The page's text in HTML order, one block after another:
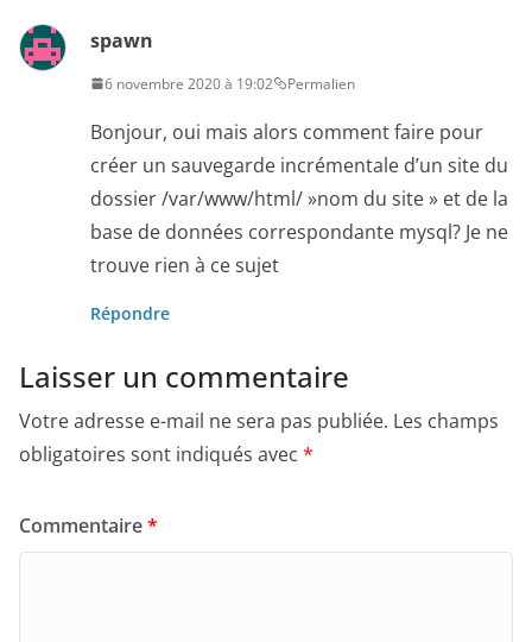
spawn
6 novembre 2020 à 19:02 Permalien
Bonjour, oui mais alors comment faire pour
créer un sauvegarde incrémentale d’un site du
dossier /var/www/html/ »nom du site » et de la
base de données correspondante mysql? Je ne
trouve rien à ce sujet
Répondre
Laisser un commentaire
Votre adresse e-mail ne sera pas publiée. Les champs
obligatoires sont indiqués avec *
Commentaire*